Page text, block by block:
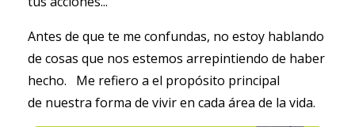
Antes de que te me confundas, no estoy hablando
de cosas que nos estemos arrepintiendo de haber
hecho. Me refiero a el propósito principal
de nuestra forma de vivir en cada área de la vida.